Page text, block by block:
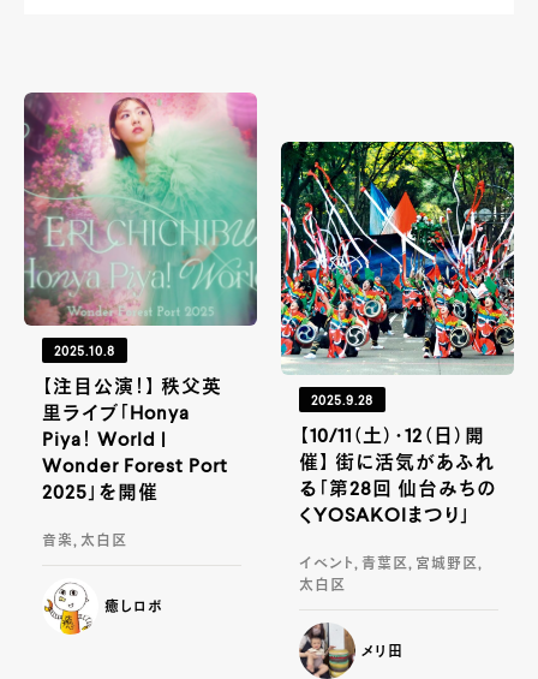
2025.10.8
【注目公演！】 秩父英
里ライブ「Honya
Piya！ World |
Wonder Forest Port
2025」を開催
音楽, 太白区
癒しロボ
2025.9.28
【10/11（土）・12（日）開
催】 街に活気があふれ
る「第28回 仙台みちの
くYOSAKOIまつり」
イベント, 青葉区, 宮城野区,
太白区
メリ田